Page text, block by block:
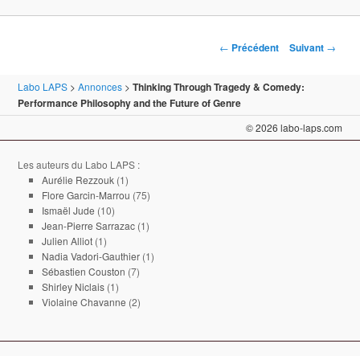
Navigation des articles
← Précédent Suivant →
Labo LAPS >Annonces >Thinking Through Tragedy & Comedy:
Performance Philosophy and the Future of Genre
© 2026 labo-laps.com
Les auteurs du Labo LAPS :
Aurélie Rezzouk (1)
Flore Garcin-Marrou (75)
Ismaël Jude (10)
Jean-Pierre Sarrazac (1)
Julien Alliot (1)
Nadia Vadori-Gauthier (1)
Sébastien Couston (7)
Shirley Niclais (1)
Violaine Chavanne (2)